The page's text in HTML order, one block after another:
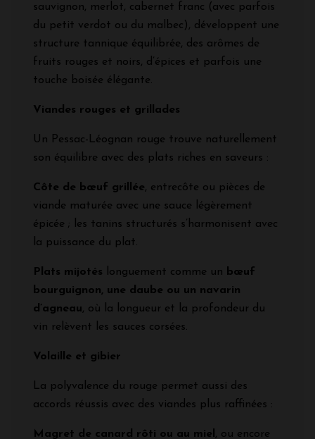
sauvignon, merlot, cabernet franc (avec parfois
du petit verdot ou du malbec), développent une
structure tannique équilibrée, des arômes de
fruits rouges et noirs, d’épices et parfois une
touche boisée élégante.
Viandes rouges et grillades
Un Pessac-Léognan rouge trouve naturellement
son équilibre avec des plats riches en saveurs :
Côte de bœuf grillée, entrecôte ou pièces de
viande maturée avec une sauce légèrement
épicée ; les tanins structurés s’harmonisent avec
la puissance du plat.
Plats mijotés longuement comme un
bœuf
bourguignon, une daube ou un navarin
d’agneau, où la longueur et la profondeur du
vin relèvent les sauces corsées.
Volaille et gibier
La polyvalence du rouge permet aussi des
accords réussis avec des viandes plus raffinées :
Magret de canard rôti ou au miel , ou encore